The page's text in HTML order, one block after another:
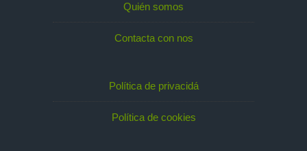
Quién somos
Contacta con nos
Política de privacidá
Política de cookies